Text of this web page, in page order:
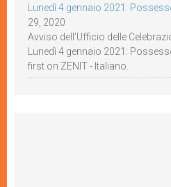
Lunedì 4 gennaio 2021:
29, 2020
Avviso dell’Ufficio delle
Lunedì 4 gennaio 2021:
first on ZENIT - Italiano.